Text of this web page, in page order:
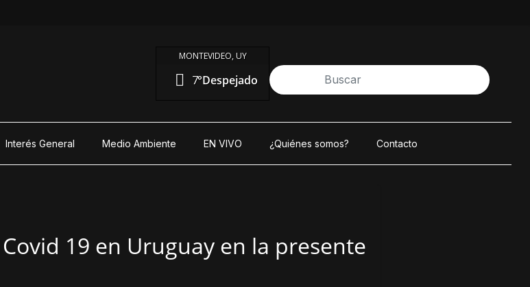
MONTEVIDEO, UY
7°Despejado
Interés General Medio Ambiente EN VIVO ¿Quiénes somos? Contacto
19 en Uruguay en la presente